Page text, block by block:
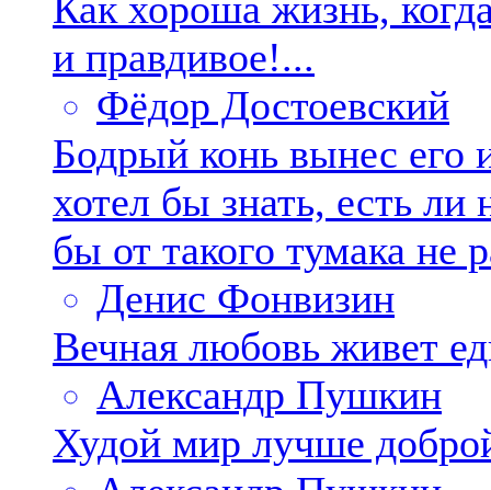
и правдивое!...
Фёдор Достоевский
Бодрый конь вынес его
хотел бы знать, есть
бы от такого тумака не
Денис Фонвизин
Вечная любовь живет
Александр Пушкин
Худой мир лучше